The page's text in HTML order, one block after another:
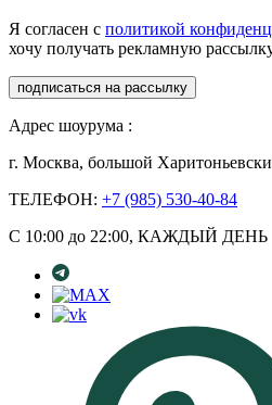
Я согласен с политикой
хочу получать рекламную
подписаться на рассылку
Адрес шоурума :
г. Москва, большой
ТЕЛЕФОН: +7 (985) 530-40-84
С 10:00 до 22:00, КАЖДЫЙ ДЕНЬ